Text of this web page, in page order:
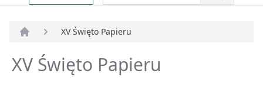
XV Święto Papieru
XV Święto Papieru